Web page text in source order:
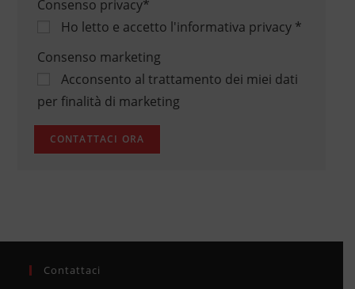
Consenso privacy*
Ho letto e accetto l'informativa privacy*
Consenso marketing
Acconsento al trattamento dei miei dati
per finalità di marketing
Contattaci